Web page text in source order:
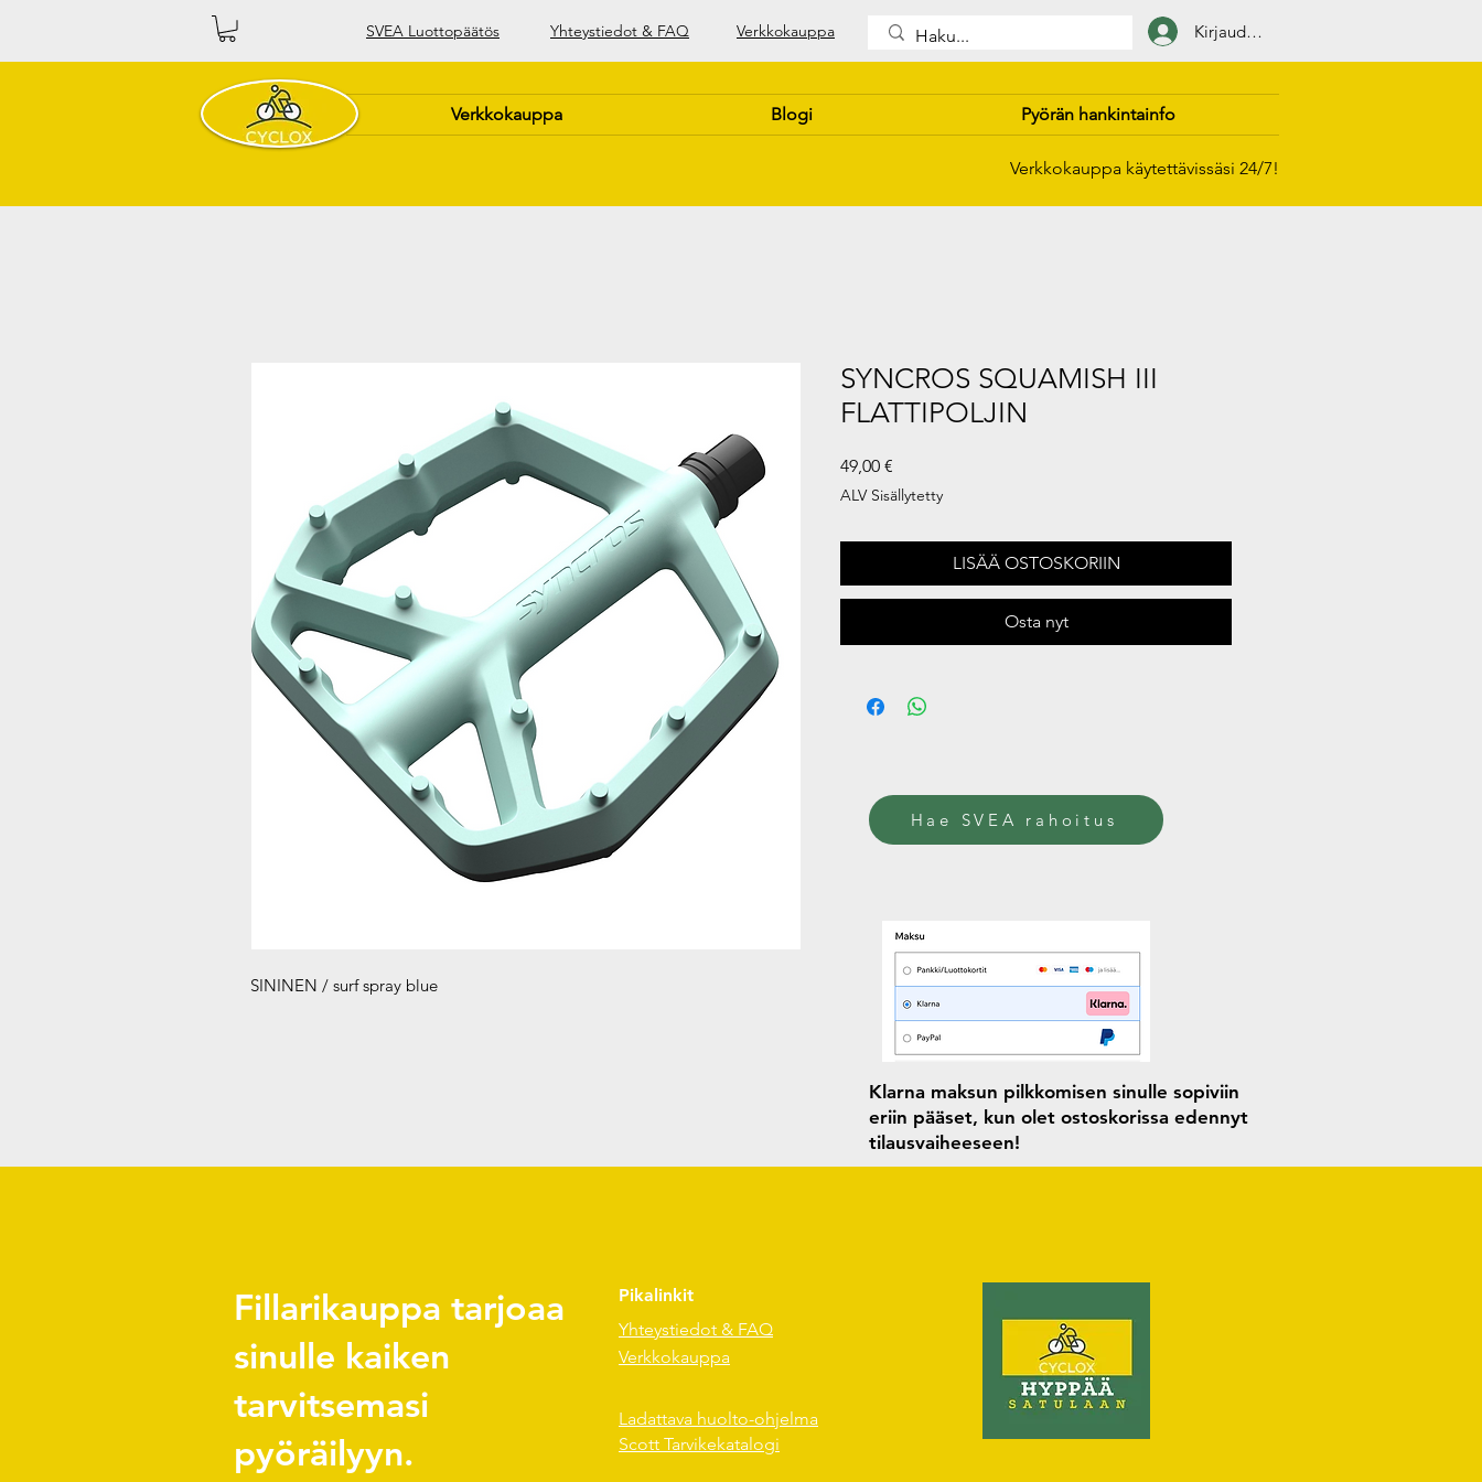
SVEA Luottopäätös Yhteystiedot & FAQ Verkkokauppa Kirjaudu sisään
Verkkokauppa Blogi Pyörän hankintainfo
Verkkokauppa käytettävissäsi 24/7!
SININEN / surf spray blue
SYNCROS SQUAMISH III
FLATTIPOLJIN
49,00 €
ALV Sisällytetty
LISÄÄ OSTOSKORIIN
Osta nyt
Hae SVEA rahoitus
Klarna maksun pilkkomisen sinulle sopiviin
eriin pääset, kun olet ostoskorissa edennyt
tilausvaiheeseen!
Fillarikauppa tarjoaa
sinulle kaiken
tarvitsemasi
pyöräilyyn.
Pikalinkit
Yhteystiedot & FAQ
Verkkokauppa
Ladattava huolto-ohjelma
Scott Tarvikekatalogi